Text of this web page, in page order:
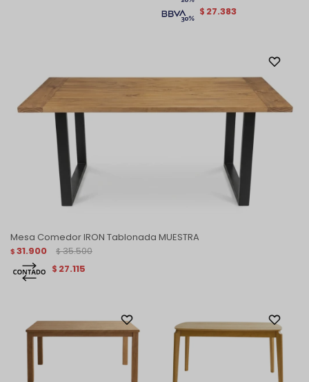
$ 27.383
Mesa Comedor IRON Tablonada MUESTRA
$ 31.900 $ 35.500
$ 27.115